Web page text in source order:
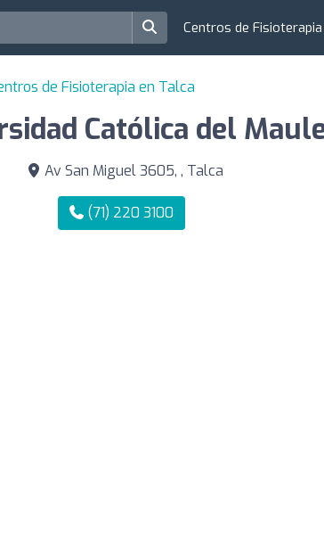
Centros de
de Fisioterapia en Talca
Católica del
Av San Miguel 3605, , Talca
(71) 220 3100